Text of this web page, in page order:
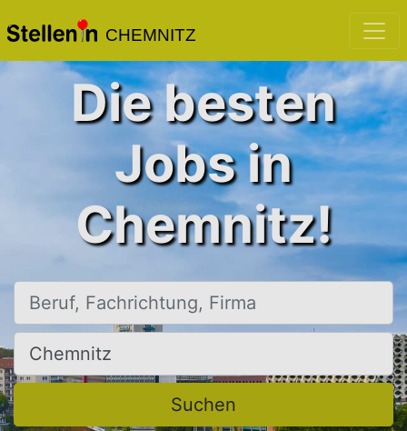
CHEMNITZ
Die besten
Jobs in
Chemnitz!
Beruf, Fachrichtung, Firma
Ort, Stadt
Suchen